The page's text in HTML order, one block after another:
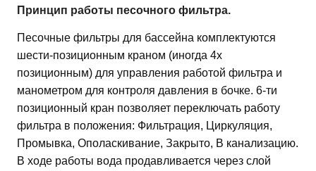
Принцип работы песочного фильтра.
Песочные фильтры для бассейна комплектуются
шести-позиционным краном (иногда 4х
позиционным) для управления работой фильтра и
манометром для контроля давления в бочке. 6-ти
позиционный кран позволяет переключать работу
фильтра в положения: Фильтрация, Циркуляция,
Промывка, Ополаскивание, Закрыто, В канализацию.
В ходе работы вода продавливается через слой